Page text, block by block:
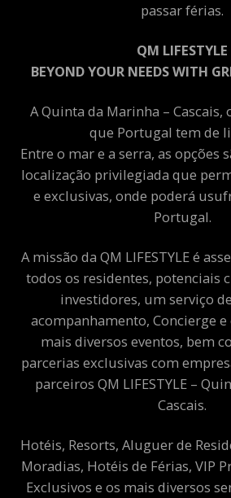
passar férias.
QM LIFESTYLE
BEYOND YOUR NEEDS WITH
A Quinta da Marinha –
que Portugal tem de
Entre o mar e a serra, as opções
localização privilegiada que
e exclusivas, onde poderá
Portugal.
A missão da QM LIFESTYLE é
todos os residentes, potenciais
investidores, um serviço
acompanhamento, Concierge
mais diversos eventos, bem
parcerias exclusivas com
parceiros QM LIFESTYLE –
Cascais.
Hotéis, Resorts, Aluguer de
Moradias, Hotéis de Férias, VIP
Exclusivos e os mais diversos